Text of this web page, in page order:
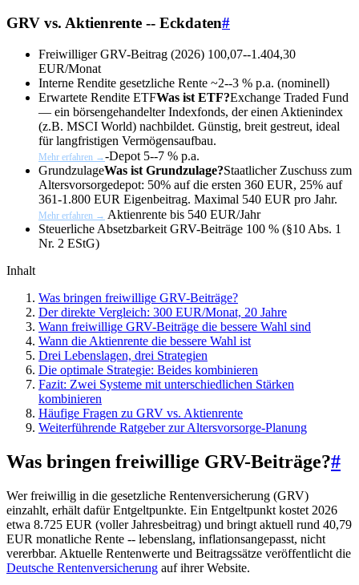
GRV vs. Aktienrente -- Eckdaten#
Freiwilliger GRV-Beitrag (2026) 100,07--1.404,30
EUR/Monat
Interne Rendite gesetzliche Rente ~2--3 % p.a. (nominell)
Erwartete Rendite ETFWas ist ETF?Exchange Traded Fund
— ein börsengehandelter Indexfonds, der einen Aktienindex
(z.B. MSCI World) nachbildet. Günstig, breit gestreut, ideal
für langfristigen Vermögensaufbau.
Mehr erfahren →-Depot 5--7 % p.a.
GrundzulageWas ist Grundzulage?Staatlicher Zuschuss zum
Altersvorsorgedepot: 50% auf die ersten 360 EUR, 25% auf
361-1.800 EUR Eigenbeitrag. Maximal 540 EUR pro Jahr.
Mehr erfahren → Aktienrente bis 540 EUR/Jahr
Steuerliche Absetzbarkeit GRV-Beiträge 100 % (§10 Abs. 1
Nr. 2 EStG)
Inhalt
Was bringen freiwillige GRV-Beiträge?
Der direkte Vergleich: 300 EUR/Monat, 20 Jahre
Wann freiwillige GRV-Beiträge die bessere Wahl sind
Wann die Aktienrente die bessere Wahl ist
Drei Lebenslagen, drei Strategien
Die optimale Strategie: Beides kombinieren
Fazit: Zwei Systeme mit unterschiedlichen Stärken
kombinieren
Häufige Fragen zu GRV vs. Aktienrente
Weiterführende Ratgeber zur Altersvorsorge-Planung
Was bringen freiwillige GRV-Beiträge?#
Wer freiwillig in die gesetzliche Rentenversicherung (GRV)
einzahlt, erhält dafür Entgeltpunkte. Ein Entgeltpunkt kostet 2026
etwa 8.725 EUR (voller Jahresbeitrag) und bringt aktuell rund 40,79
EUR monatliche Rente -- lebenslang, inflationsangepasst, nicht
vererbbar. Aktuelle Rentenwerte und Beitragssätze veröffentlicht die
Deutsche Rentenversicherung auf ihrer Website.